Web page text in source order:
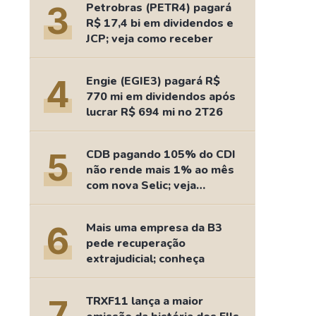
3
Petrobras (PETR4) pagará
R$ 17,4 bi em dividendos e
JCP; veja como receber
4
Engie (EGIE3) pagará R$
770 mi em dividendos após
lucrar R$ 694 mi no 2T26
5
CDB pagando 105% do CDI
não rende mais 1% ao mês
com nova Selic; veja
retorno
6
Mais uma empresa da B3
pede recuperação
extrajudicial; conheça
TRXF11 lança a maior